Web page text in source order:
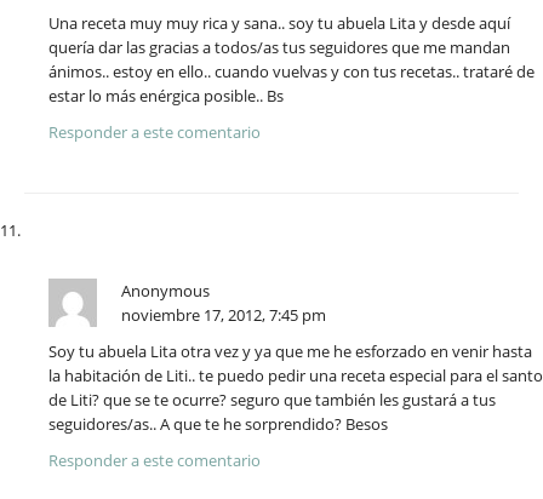
Una receta muy muy rica y sana.. soy tu abuela Lita y desde aquí
quería dar las gracias a todos/as tus seguidores que me mandan
ánimos.. estoy en ello.. cuando vuelvas y con tus recetas.. trataré de
estar lo más enérgica posible.. Bs
Responder a este comentario
Anonymous
noviembre 17, 2012, 7:45 pm
Soy tu abuela Lita otra vez y ya que me he esforzado en venir hasta
la habitación de Liti.. te puedo pedir una receta especial para el santo
de Liti? que se te ocurre? seguro que también les gustará a tus
seguidores/as.. A que te he sorprendido? Besos
Responder a este comentario